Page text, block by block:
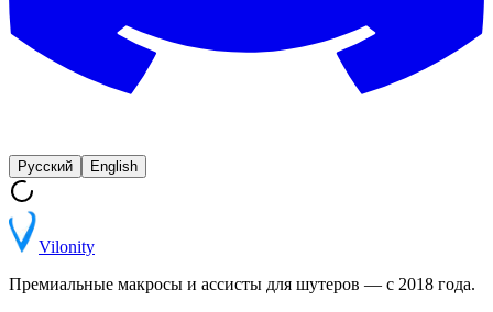
Русский English
Vilonity
Премиальные макросы и ассисты для шутеров — с 2018 года.